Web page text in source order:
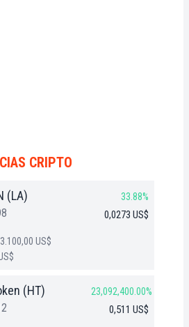
CRIPTO
(LA) 33.88%
0,0273 US$
US$
(HT) 23,092,400.00%
0,511 US$